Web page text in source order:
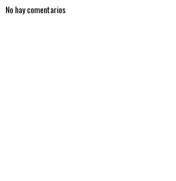
No hay comentarios